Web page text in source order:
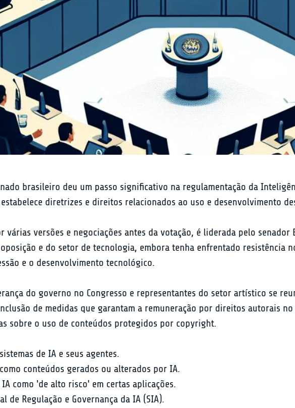
brasileiro deu um passo significativo na regulamentação da
diretrizes e direitos relacionados ao uso e desenvolvimento
várias versões e negociações antes da votação, é liderada pelo senador
e do setor de tecnologia, embora tenha enfrentado resistência
e o desenvolvimento tecnológico.
do governo no Congresso e representantes do setor artístico se
de medidas que garantam a remuneração por direitos autorais
sobre o uso de conteúdos protegidos por copyright.
de IA e seus agentes.
conteúdos gerados ou alterados por IA.
IA como 'de alto risco' em certas aplicações.
de Regulação e Governança da IA (SIA).